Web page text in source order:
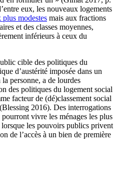
eux, les nouveaux logements
plus modestes mais aux fractions
et des classes moyennes,
inférieurs à ceux du
cible des politiques du
d’austérité imposée dans un
personne, a de lourdes
des politiques du logement social
facteur de (dé)classement social
2016). Des interrogations
vivre les ménages les plus
lorsque les pouvoirs publics privent
de l’accès à un bien de première